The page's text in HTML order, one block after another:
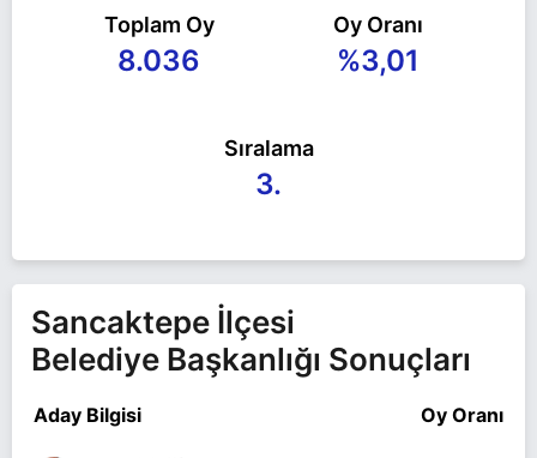
başkan adayı olarak Yeniden Refah ile 31 Mart
2024 yerel seçimlerinde yarışıyor. Cemil Cebir ile
ilgili daha fazla bilgi için
Cemil Cebir Haberleri
Toplam Oy
8.036
Oy Oranı
%3,01
Sıralama
3.
Sancaktepe İlçesi
Belediye Başkanlığı Sonuçları
Aday Bilgisi Oy Oranı